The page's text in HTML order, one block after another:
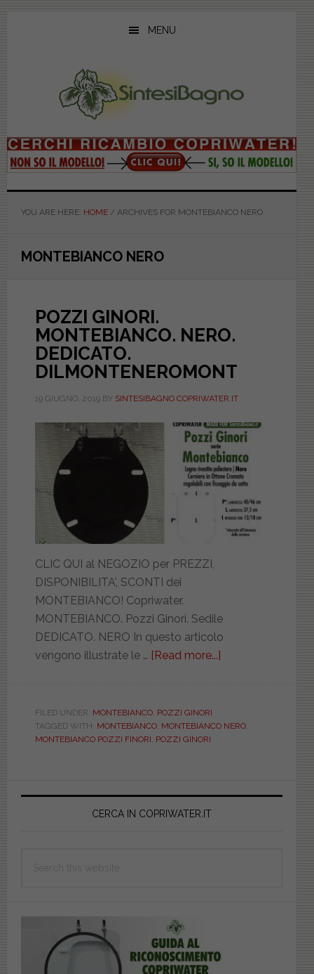
MENU
YOU ARE HERE: HOME /ARCHIVES FOR MONTEBIANCO NERO
MONTEBIANCO NERO
POZZI GINORI.
MONTEBIANCO. NERO.
DEDICATO.
DILMONTENEROMONT
19 GIUGNO, 2019BY SINTESIBAGNO COPRIWATER.IT
CLIC QUI al NEGOZIO per PREZZI,
DISPONIBILITA', SCONTI dei
MONTEBIANCO! Copriwater.
MONTEBIANCO. Pozzi Ginori. Sedile
DEDICATO. NERO In questo articolo
vengono illustrate le … [Read more...]
NERO.
FILED UNDER: MONTEBIANCO, POZZI GINORI
TAGGED WITH: MONTEBIANCO, MONTEBIANCO NERO,
MONTEBIANCO POZZI FINORI POZZI GINORI
Primary
CERCA IN COPRIWATER.IT